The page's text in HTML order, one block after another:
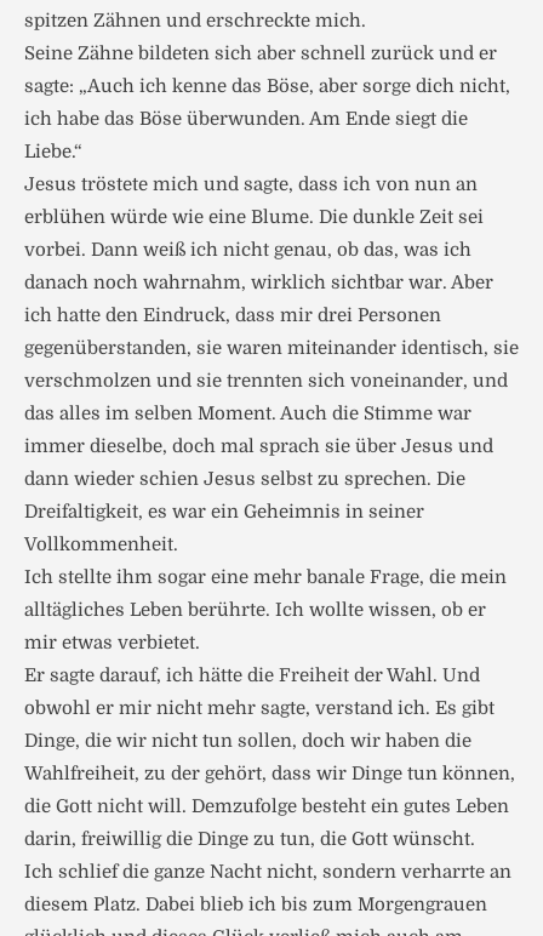
spitzen Zähnen und erschreckte mich.
Seine Zähne bildeten sich aber schnell zurück und er
sagte: „Auch ich kenne das Böse, aber sorge dich nicht,
ich habe das Böse überwunden. Am Ende siegt die
Liebe.“
Jesus tröstete mich und sagte, dass ich von nun an
erblühen würde wie eine Blume. Die dunkle Zeit sei
vorbei. Dann weiß ich nicht genau, ob das, was ich
danach noch wahrnahm, wirklich sichtbar war. Aber
ich hatte den Eindruck, dass mir drei Personen
gegenüberstanden, sie waren miteinander identisch, sie
verschmolzen und sie trennten sich voneinander, und
das alles im selben Moment. Auch die Stimme war
immer dieselbe, doch mal sprach sie über Jesus und
dann wieder schien Jesus selbst zu sprechen. Die
Dreifaltigkeit, es war ein Geheimnis in seiner
Vollkommenheit.
Ich stellte ihm sogar eine mehr banale Frage, die mein
alltägliches Leben berührte. Ich wollte wissen, ob er
mir etwas verbietet.
Er sagte darauf, ich hätte die Freiheit der Wahl. Und
obwohl er mir nicht mehr sagte, verstand ich. Es gibt
Dinge, die wir nicht tun sollen, doch wir haben die
Wahlfreiheit, zu der gehört, dass wir Dinge tun können,
die Gott nicht will. Demzufolge besteht ein gutes Leben
darin, freiwillig die Dinge zu tun, die Gott wünscht.
Ich schlief die ganze Nacht nicht, sondern verharrte an
diesem Platz. Dabei blieb ich bis zum Morgengrauen